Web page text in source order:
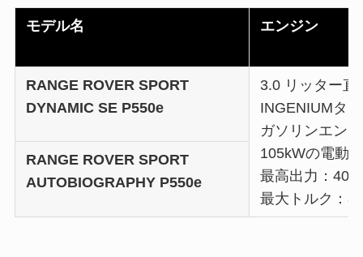
モデル名 エンジン
RANGE ROVER SPORT
DYNAMIC SE P550e
3.0 リッター直
INGENIUMタ
ガソリンエン
105kWの電動
最高出力：
最大トルク：
RANGE ROVER SPORT
AUTOBIOGRAPHY P550e